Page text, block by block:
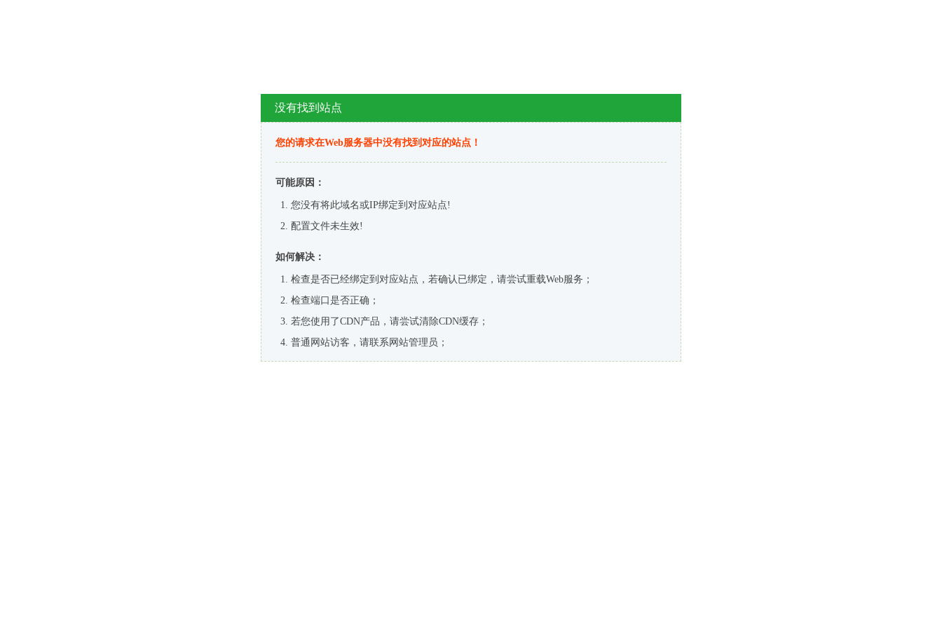
没有找到站点
您的请求在Web服务器中没有找到对应的站点！
可能原因：
您没有将此域名或IP绑定到对应站点!
配置文件未生效!
如何解决：
检查是否已经绑定到对应站点，若确认已绑定，请尝试重载Web服务；
检查端口是否正确；
若您使用了CDN产品，请尝试清除CDN缓存；
普通网站访客，请联系网站管理员；